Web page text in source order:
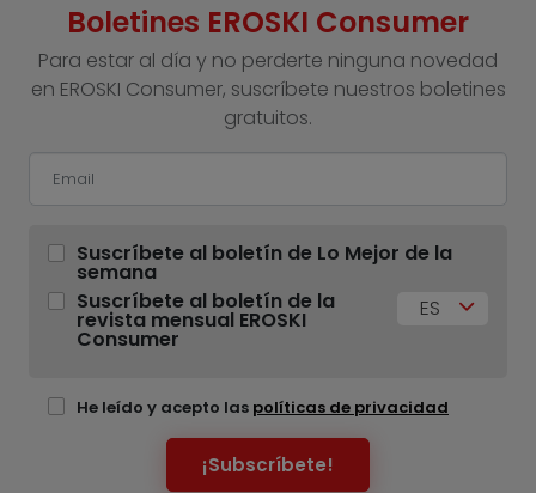
Boletines EROSKI Consumer
Para estar al día y no perderte ninguna novedad
en EROSKI Consumer, suscríbete nuestros boletines
gratuitos.
Suscríbete al boletín de Lo Mejor de la
semana
Suscríbete al boletín de la
revista mensual EROSKI
Consumer
ES
He leído y acepto las políticas de privacidad
¡Subscríbete!